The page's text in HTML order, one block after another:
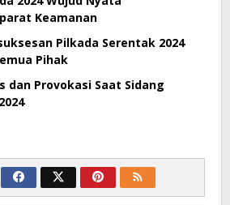
Keamanan
Pilkada Serentak 2024
Pihak
dan Provokasi Saat Sidang